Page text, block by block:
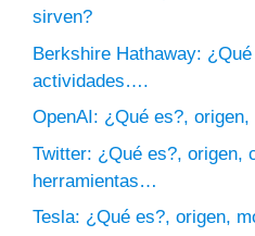
sirven?
Berkshire Hathaway:
actividades….
OpenAI: ¿Qué es?,
Twitter: ¿Qué es?, origen,
herramientas…
Tesla: ¿Qué es?, origen,